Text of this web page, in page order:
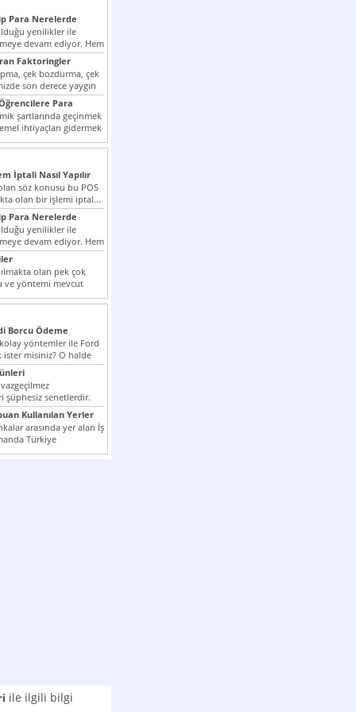
Para Nerelerde
yenilikler ile
devam ediyor. Hem
arttırmak hem...
Faktoringler
çek bozdurma, çek
son derece yaygın
Para
şartlarında geçinmek
ihtiyaçları gidermek
olmak...
İptali Nasıl Yapılır
söz konusu bu POS
olan bir işlemi iptal...
Para Nerelerde
yenilikler ile
devam ediyor. Hem
arttırmak hem...
olan pek çok
ve yöntemi mevcut
bunlar...
Borcu Ödeme
yöntemler ile Ford
ister misiniz? O halde
şüphesiz senetlerdir.
çok kullanılan ödeme
Kullanılan Yerler
arasında yer alan İş
Türkiye
milli...
ile ilgili bilgi